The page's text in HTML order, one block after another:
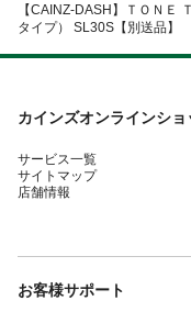
【CAINZ-DASH】ＴＯＮＥ
タイプ） SL30S【別送品】
カインズオンラインショ
サービス一覧
サイトマップ
店舗情報
お客様サポート